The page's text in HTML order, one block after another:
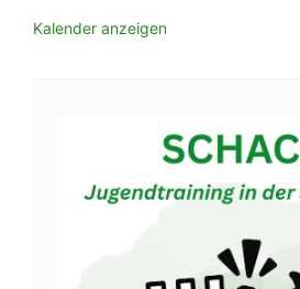
Kalender anzeigen